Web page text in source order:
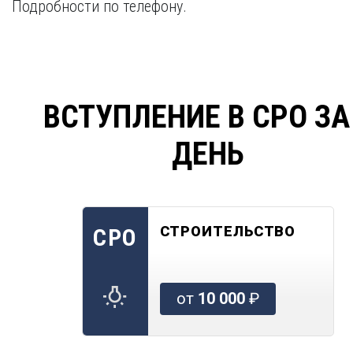
Подробности по телефону.
ВСТУПЛЕНИЕ В СРО
ДЕНЬ
СРО СТРОИТЕЛЬСТВО
от 10 000₽